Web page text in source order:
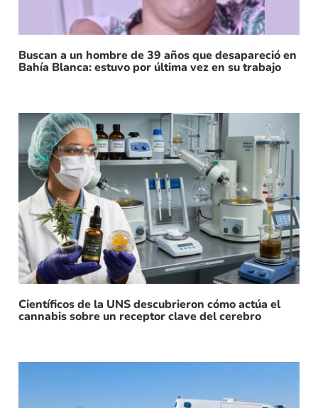
Buscan a un hombre de 39 años que desapareció en
Bahía Blanca: estuvo por última vez en su trabajo
Científicos de la UNS descubrieron cómo actúa el
cannabis sobre un receptor clave del cerebro